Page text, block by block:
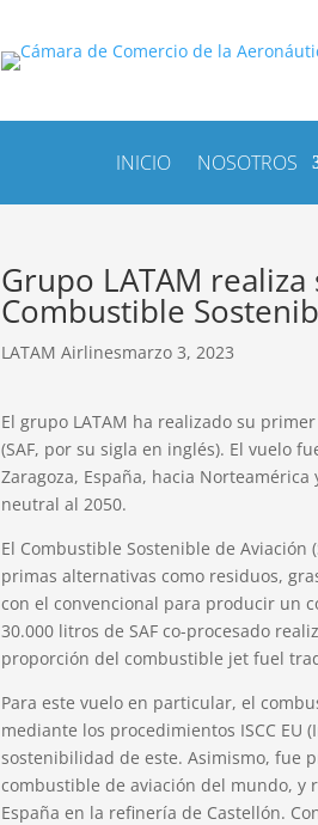
INICIO NOSOTROS
Grupo LATAM
Combustible
LATAM Airlinesmarzo 3, 2023
El grupo LATAM ha realizado su
(SAF, por su sigla en inglés). El vuelo
Zaragoza, España, hacia
neutral al 2050.
El Combustible Sostenible de
primas alternativas como residuos,
con el convencional para producir un
30.000 litros de SAF co-procesado
proporción del combustible jet fuel
Para este vuelo en particular, el
mediante los procedimientos ISCC
sostenibilidad de este. Asimismo, fue
combustible de aviación del mundo, y
España en la refinería de Castellón.